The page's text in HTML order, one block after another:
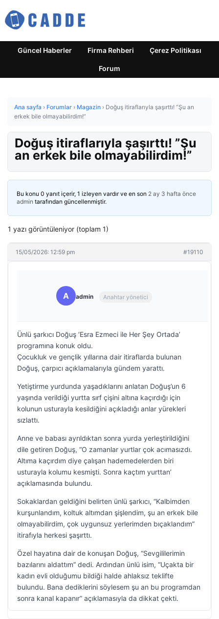
Güncel Haberler Firma Rehberi Çerez Politikası
Forum
Ana sayfa › Forumlar › Magazin › Doğuş itiraflarıyla şaşırttı! ”Şu an
erkek bile olmayabilirdim!”
Doğuş itiraflarıyla şaşırttı! ”Şu
an erkek bile olmayabilirdim!”
Bu konu 0 yanıt içerir, 1 izleyen vardır ve en son 2 ay 3 hafta önce
admin tarafından güncellenmiştir.
1 yazı görüntüleniyor (toplam 1)
15/05/2026: 12:59 pm #19110
A admin Anahtar yönetici
Ünlü şarkıcı Doğuş ‘Esra Ezmeci ile Her Şey Ortada’
programına konuk oldu.
Çocukluk ve gençlik yıllarına dair itiraflarda bulunan
Doğuş, çarpıcı açıklamalarıyla gündem yarattı.
Yetiştirme yurdunda yaşadıklarını anlatan Doğuş’un 6
yaşında verildiği yurtta sırf çişini altına kaçırdığı için
kolunun usturayla kesildiğini açıkladığı anlar yürekleri
sızlattı.
Anne ve babası ayrıldıktan sonra yurda yerleştirildiğini
dile getiren Doğuş, “O zamanlar yurtlar çok acımasızdı.
Altıma kaçırdım diye çalışan hademedelerden biri
usturayla kolumu kesmişti. Sonra kaçtım yurttan’
açıklamasında bulundu.
Sokaklardan geldiğini belirten ünlü şarkıcı, “Kalbimden
kurşunlandım, koltuk altımdan şişlendim, şu an erkek bile
olmayabilirdim, çok uygunsuz yerlerimden bıçaklandım”
itirafıyla herkesi şaşırttı.
Özel hayatına dair de konuşan Doğuş, “Sevgililerimin
bazılarını aldattım” dedi. Ardından ünlü isim, “Uçakta bir
kadın evli olduğumu bildiği halde ahlaksız teklifte
bulundu. Bana dediklerini söylesem şu an bu programdan
sonra kanal kapanır” açıklamasıyla da dikkat çekti.